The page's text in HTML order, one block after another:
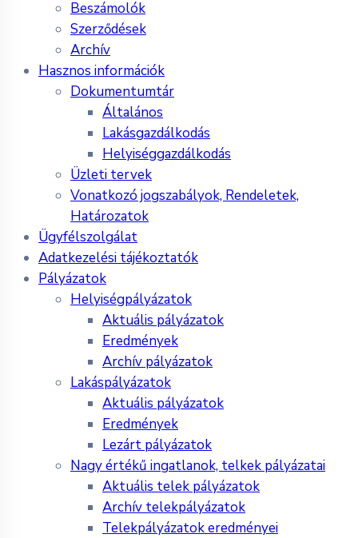
Beszámolók
Szerződések
Archív
Hasznos információk
Dokumentumtár
Általános
Lakásgazdálkodás
Helyiséggazdálkodás
Üzleti tervek
Vonatkozó jogszabályok, Rendeletek,
Határozatok
Ügyfélszolgálat
Adatkezelési tájékoztatók
Pályázatok
Helyiségpályázatok
Aktuális pályázatok
Eredmények
Archív pályázatok
Lakáspályázatok
Aktuális pályázatok
Eredmények
Lezárt pályázatok
Nagy értékű ingatlanok, telkek pályázatai
Aktuális telek pályázatok
Archív telekpályázatok
Telekpályázatok eredményei